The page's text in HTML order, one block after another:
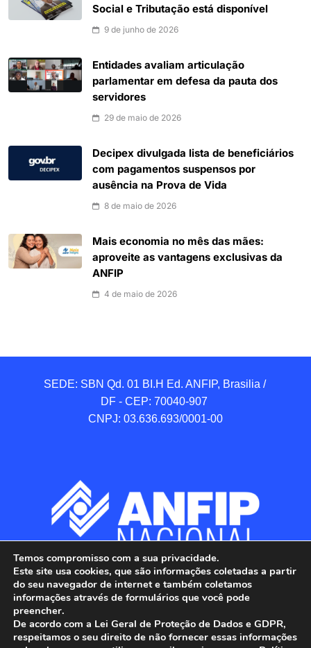
Social e Tributação está disponível
9 de junho de 2026
Entidades avaliam articulação
parlamentar em defesa da pauta dos
servidores
29 de maio de 2026
Decipex divulgada lista de beneficiários
com pagamentos suspensos por
ausência na Prova de Vida
8 de maio de 2026
Mais economia no mês das mães:
aproveite as vantagens exclusivas da
ANFIP
4 de maio de 2026
SEDE: SBN Qd. 01 BI.H Ed. ANFIP, Brasilia /
DF - CEP: 70040-907
CNPJ: 03.636.693/0001-00
Temos compromisso com a sua privacidade.
Este site usa cookies, que são informações coletadas a partir
do seu navegador de internet e também coletamos
informações através de formulários que você pode
preencher.
De acordo com a Lei Geral de Proteção de Dados e GDPR,
respeitamos o seu direito de não fornecer essas informações